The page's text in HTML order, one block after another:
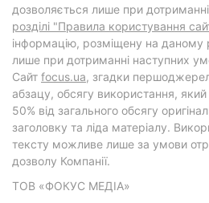
дозволяється лише при
розділі "Правила користування
інформацію, розміщену на даному
лише при дотриманні наступних
Cайт focus.ua, згадки
абзацу, обсягу використання,
50% від загального обсягу
заголовку та ліда матеріалу.
тексту можливе лише за умови
дозволу Компанії.
ТОВ «ФОКУС МЕДІА»